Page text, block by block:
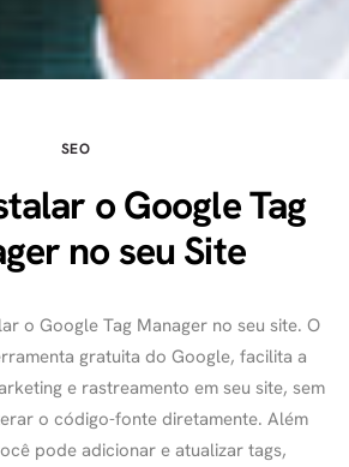
SEO
o Google Tag
no seu Site
o Google Tag Manager no seu site. O
gratuita do Google, facilita a
e rastreamento em seu site, sem
o código-fonte diretamente. Além
pode adicionar e atualizar tags,